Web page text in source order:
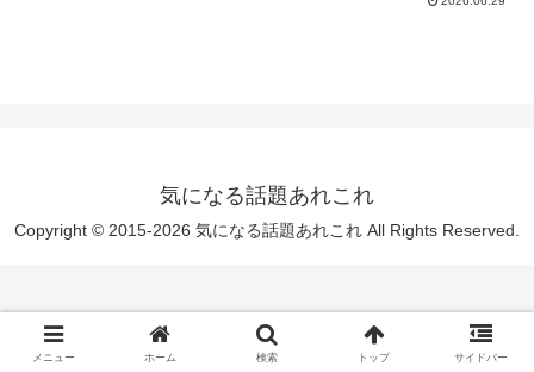
気になる話題あれこれ
Copyright © 2015-2026 気になる話題あれこれ All Rights Reserved.
メニュー ホーム 検索 トップ サイドバー